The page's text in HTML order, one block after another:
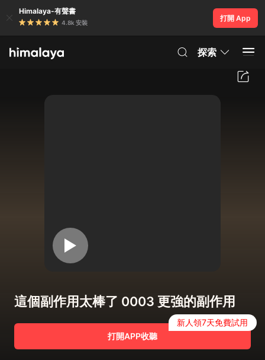
Himalaya-有聲書
4.8k 安裝
打開 App
探索
這個副作用太棒了 0003 更強的副作用
打開APP收聽
新人領7天免費試用